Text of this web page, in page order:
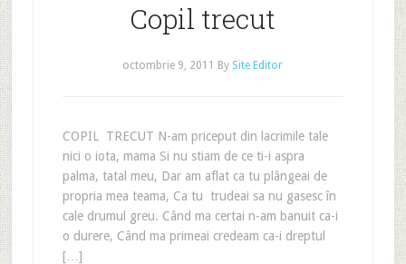
Copil trecut
octombrie 9, 2011 By Site Editor
COPIL TRECUT N-am priceput din lacrimile tale
nici o iota, mama Si nu stiam de ce ti-i aspra
palma, tatal meu, Dar am aflat ca tu plângeai de
propria mea teama, Ca tu trudeai sa nu gasesc în
cale drumul greu. Când ma certai n-am banuit ca-i
o durere, Când ma primeai credeam ca-i dreptul
[…]